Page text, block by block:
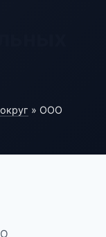
» ООО